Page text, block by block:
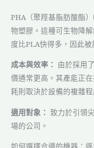
PHA（聚羥基脂肪酸酯
物塑膠。這種可生物降
度比PLA快得多，因此
成本與效率： 由於採用
價通常更高。其產能正
耗則取決於設備的複雜程
適用對象： 致力於引領
場的公司。